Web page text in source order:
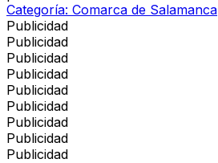
Categoría: Comarca de Salamanca
Publicidad
Publicidad
Publicidad
Publicidad
Publicidad
Publicidad
Publicidad
Publicidad
Publicidad